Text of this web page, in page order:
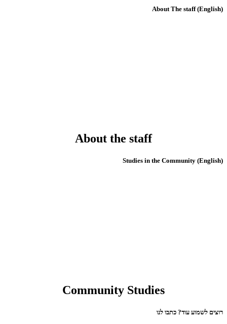
(English) About The staff
About the staff
(English) Studies in the Community
Community Studies
רוצים לשמוע עוד? כתבו לנו